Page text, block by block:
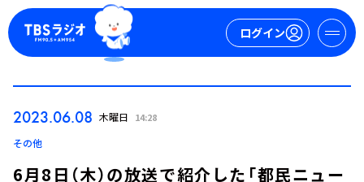
ログイン
2023.06.08 木曜日 14:28
その他
6月8日（木）の放送で紹介した「都民ニュー